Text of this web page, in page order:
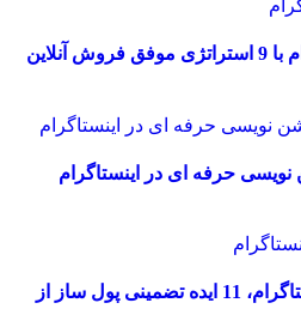
ای در اینستاگرام
آموزش کسب درآمد از اینستاگرام، 11 ایده تضمینی پول ساز از